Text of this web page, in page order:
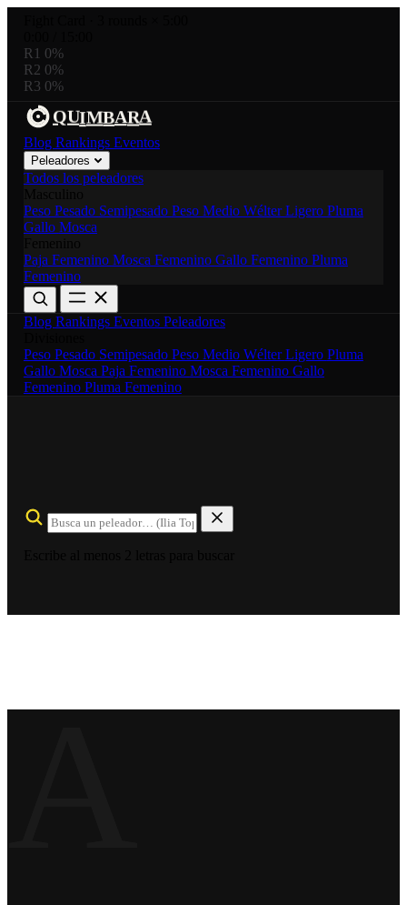
R1 0%
R2 0%
R3 0%
QUIMBARA
Blog Rankings Eventos
Peleadores
Todos los peleadores
Peso Pesado Semipesado Peso Medio WélterLigero Pluma
Gallo Mosca
Paja Femenino Mosca Femenino Gallo Femenino Pluma
Femenino
Blog Rankings Eventos Peleadores
Peso Pesado Semipesado Peso Medio WélterLigero Pluma
Gallo Mosca Paja Femenino Mosca Femenino Gallo
Femenino Pluma Femenino